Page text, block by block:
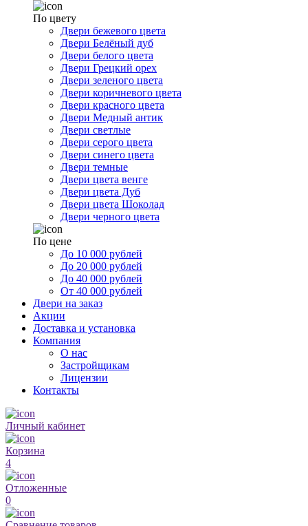
По цвету
Двери бежевого цвета
Двери Белёный дуб
Двери белого цвета
Двери Грецкий орех
Двери зеленого цвета
Двери коричневого цвета
Двери красного цвета
Двери Медный антик
Двери светлые
Двери серого цвета
Двери синего цвета
Двери темные
Двери цвета венге
Двери цвета Дуб
Двери цвета Шоколад
Двери черного цвета
По цене
До 10 000 рублей
До 20 000 рублей
До 40 000 рублей
От 40 000 рублей
Двери на заказ
Акции
Доставка и установка
Компания
О нас
Застройщикам
Лицензии
Контакты
Личный кабинет
Корзина
4
Отложенные
0